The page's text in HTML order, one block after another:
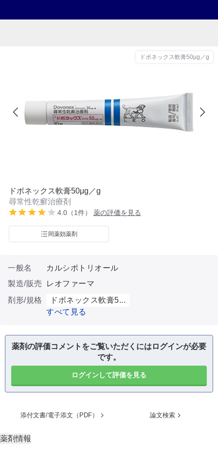
ドボネックス軟膏50μg／g
ドボネックス軟膏50μg／g
尋常性乾癬治療剤
4.0（1件） 薬の評価を見る
同薬効薬剤
一般名
カルシポトリオール
製造/販売
レオファーマ
剤形/規格
ドボネックス軟膏5...
すべて見る
薬剤の評価コメントをご覧いただくにはログインが必要
です。
ログインして評価を見る
添付文書/電子添文（PDF） 論文検索
薬剤情報